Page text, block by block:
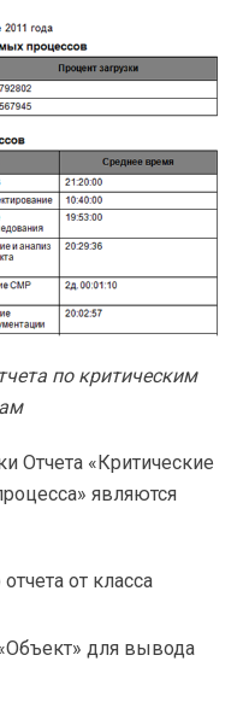
по критическим
Отчета «Критические
» являются
от класса
для вывода